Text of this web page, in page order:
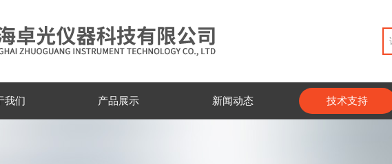
我们 产品展示 新闻动态 技术支持